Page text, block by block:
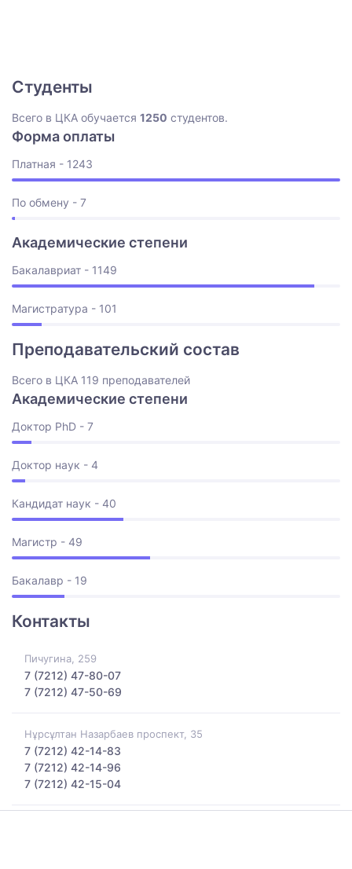
Студенты
Всего в ЦКА обучается 1250 студентов.
Форма оплаты
Платная - 1243
По обмену - 7
Академические степени
Бакалавриат - 1149
Магистратура - 101
Преподавательский состав
Всего в ЦКА 119 преподавателей
Академические степени
Доктор PhD - 7
Доктор наук - 4
Кандидат наук - 40
Магистр - 49
Бакалавр - 19
Контакты
Пичугина, 259
7 (7212) 47-80-07
7 (7212) 47-50-69
Нұрсұлтан Назарбаев проспект, 35
7 (7212) 42-14-83
7 (7212) 42-14-96
7 (7212) 42-15-04